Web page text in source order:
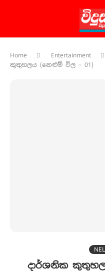
Home Entertainment
කුතුහලය (නෙළුම් විල – 01)
දාර්ශනික